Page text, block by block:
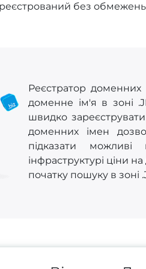
без обмежень
Реєстратор доменних
доменне ім'я в зоні
швидко
доменних імен
підказати
інфраструктурі ціни
початку пошуку в зоні